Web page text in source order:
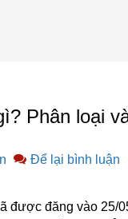
Phân loại
Để lại bình luận
được đăng vào 25/